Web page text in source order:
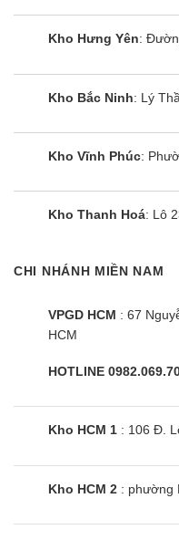
Kho Hưng Yên:
Kho Bắc Ninh: Lý
Kho Vĩnh Phúc:
Kho Thanh Hoá: Lô
CHI NHÁNH MIỀN NAM
VPGD HCM : 67
HCM
HOTLINE
Kho HCM 1 : 106 Đ.
Kho HCM 2 : phường